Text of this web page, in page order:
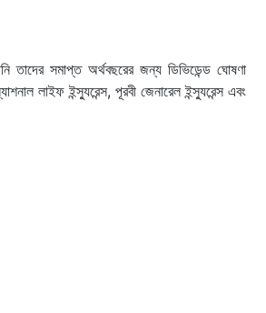
তাদের সমাপ্ত অর্থবছরের জন্য ডিভিডেন্ড ঘোষণা
লাইফ ইন্স্যুরেন্স, পূরবী জেনারেল ইন্স্যুরেন্স এবং